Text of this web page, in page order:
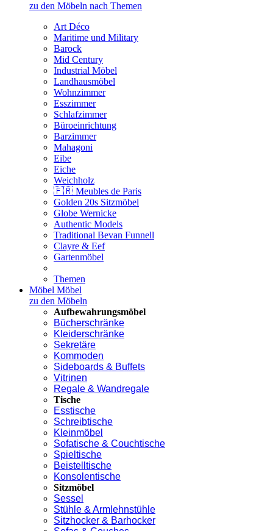
zu den Möbeln nach Themen
Art Déco
Maritime und Military
Barock
Mid Century
Industrial Möbel
Landhausmöbel
Wohnzimmer
Esszimmer
Schlafzimmer
Büroeinrichtung
Barzimmer
Mahagoni
Eibe
Eiche
Weichholz
🇫🇷 Meubles de Paris
Golden 20s Sitzmöbel
Globe Wernicke
Authentic Models
Traditional Bevan Funnell
Clayre & Eef
Gartenmöbel
Themen
Möbel Möbel
zu den Möbeln
Aufbewahrungsmöbel
Bücherschränke
Kleiderschränke
Sekretäre
Kommoden
Sideboards & Buffets
Vitrinen
Regale & Wandregale
Tische
Esstische
Schreibtische
Kleinmöbel
Sofatische & Couchtische
Spieltische
Beistelltische
Konsolentische
Sitzmöbel
Sessel
Stühle & Armlehnstühle
Sitzhocker & Barhocker